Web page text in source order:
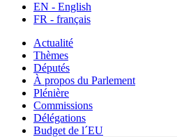
EN - English
FR - français
Actualité
Thèmes
Députés
À propos du Parlement
Plénière
Commissions
Délégations
Budget de l´EU